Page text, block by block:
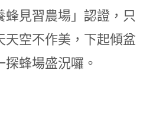
蜂見習農場」認證，只
天空不作美，下起傾盆
蜂場盛況囉。